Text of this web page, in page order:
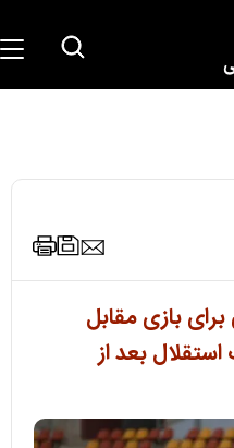
بازی مقابل
بعد از